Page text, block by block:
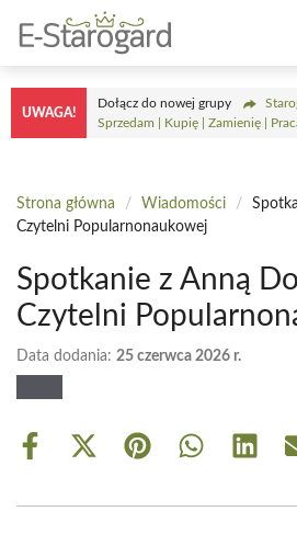
treści
UWAGA!
Dołącz do nowej grupy
Sprzedam | Kupię | Zamienię |
Strona główna / Wiadomości /
Czytelni Popularnonaukowej
Spotkanie z Anną
Czytelni
Data dodania: 25 czerwca 2026 r.
Share
Share
(Twitter)
Share Share Share